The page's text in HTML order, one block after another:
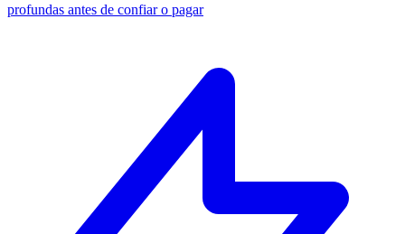
profundas antes de confiar o pagar